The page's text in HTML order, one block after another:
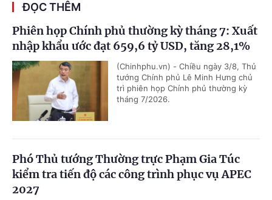
ĐỌC THÊM
Phiên họp Chính phủ thường kỳ tháng 7: Xuất
nhập khẩu ước đạt 659,6 tỷ USD, tăng 28,1%
(Chinhphu.vn) - Chiều ngày 3/8, Thủ
tướng Chính phủ Lê Minh Hưng chủ
trì phiên họp Chính phủ thường kỳ
tháng 7/2026.
Phó Thủ tướng Thường trực Phạm Gia Túc
kiểm tra tiến độ các công trình phục vụ APEC
2027